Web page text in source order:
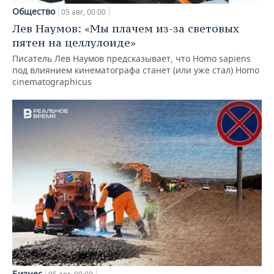
Общество 05 авг, 00:00
Лев Наумов: «Мы плачем из-за световых
пятен на целлулоиде»
Писатель Лев Наумов предсказывает, что Homo sapiens
под влиянием кинематографа станет (или уже стал) Homo
cinematographicus